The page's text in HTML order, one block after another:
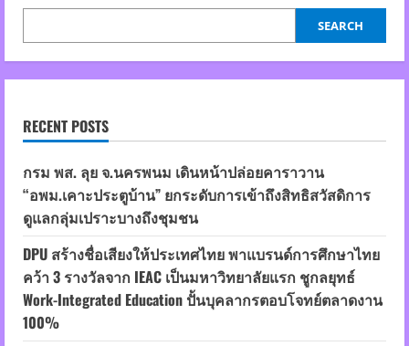
SEARCH
RECENT POSTS
กรม พส. ลุย จ.นครพนม เดินหน้าปล่อยคาราวาน
“อพม.เคาะประตูบ้าน” ยกระดับการเข้าถึงสิทธิสวัสดิการ
ดูแลกลุ่มเปราะบางถึงชุมชน
DPU สร้างชื่อเสียงให้ประเทศไทย พาแบรนด์การศึกษาไทย
คว้า 3 รางวัลจาก IEAC เป็นมหาวิทยาลัยแรก ชูกลยุทธ์
Work-Integrated Education ปั้นบุคลากรตอบโจทย์ตลาดงาน
100%